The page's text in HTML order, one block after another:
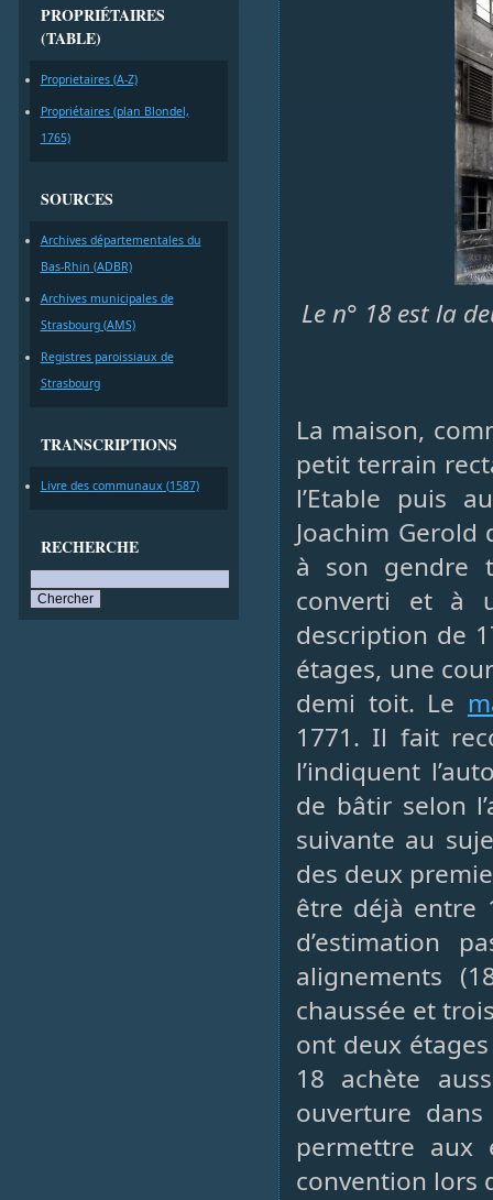
PROPRIÉTAIRES
(TABLE)
Proprietaires (A-Z)
Propriétaires (plan Blondel,
1765)
SOURCES
Archives départementales du
Bas-Rhin (ADBR)
Archives municipales de
Strasbourg (AMS)
Registres paroissiaux de
Strasbourg
TRANSCRIPTIONS
Livre des communaux (1587)
RECHERCHE
Le n° 18 est la
La maison,
petit terrain
l’Etable puis
Joachim
à son gendre
converti et à
description de
étages, une
demi toit. Le
1771. Il fait
l’indiquent
de bâtir selon
suivante au
des deux
être déjà entre
d’estimation
alignements
chaussée et
ont deux
18 achète
ouverture
permettre aux
convention lors